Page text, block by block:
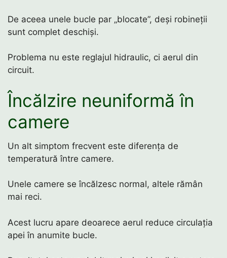
De aceea unele bucle par „blocate”, deși robineții
sunt complet deschiși.
Problema nu este reglajul hidraulic, ci aerul din
circuit.
Încălzire neuniformă în
camere
Un alt simptom frecvent este diferența de
temperatură între camere.
Unele camere se încălzesc normal, altele rămân
mai reci.
Acest lucru apare deoarece aerul reduce circulația
apei în anumite bucle.